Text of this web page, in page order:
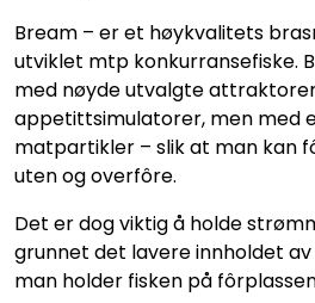
Bream – er et høykvalitets
utviklet mtp konkurransefiske.
med nøyde utvalgte
appetittsimulatorer, men med
matpartikler – slik at man kan
uten og overfôre.
Det er dog viktig å holde
grunnet det lavere innholdet
man holder fisken på